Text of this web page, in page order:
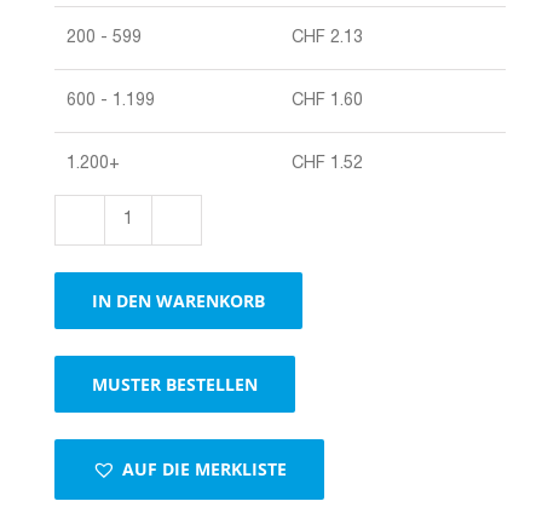
200 - 599 CHF 2.13
600 - 1.199 CHF 1.60
1.200+ CHF 1.52
Menge
IN DEN WARENKORB
MUSTER BESTELLEN
AUF DIE MERKLISTE